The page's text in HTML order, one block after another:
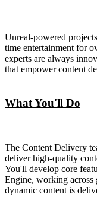
Unreal-powered
time entertainment for
experts are always
that empower content
What You'll Do
The Content Delivery
deliver high-quality
You'll develop core
Engine, working across
dynamic content is